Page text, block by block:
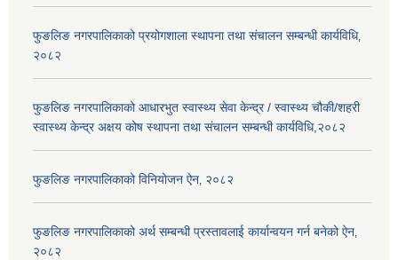
फुङलिङ नगरपालिकाको प्रयोगशाला स्थापना तथा संचालन सम्बन्धी कार्यविधि‚
२०८२
फुङलिङ नगरपालिकाको आधारभुत स्वास्थ्य सेवा केन्द्र / स्वास्थ्य चौकी/शहरी
स्वास्थ्य केन्द्र अक्षय कोष स्थापना तथा संचालन सम्बन्धी कार्यविधि,२०८२
फुङलिङ नगरपालिकाको विनियोजन ऐन‚ २०८२
फुङलिङ नगरपालिकाको अर्थ सम्बन्धी प्रस्तावलाई कार्यान्वयन गर्न बनेको ऐन‚
२०८२